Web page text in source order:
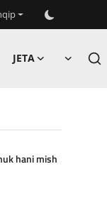
JETA
hani mish